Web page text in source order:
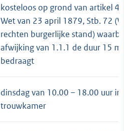
kosteloos op grond van artikel 4
Wet van 23 april 1879, Stb. 72 (Wet
rechten burgerlijke stand) waarbij
afwijking van 1.1.1 de duur 15
bedraagt
dinsdag van 10.00 – 18.00 uur in
trouwkamer